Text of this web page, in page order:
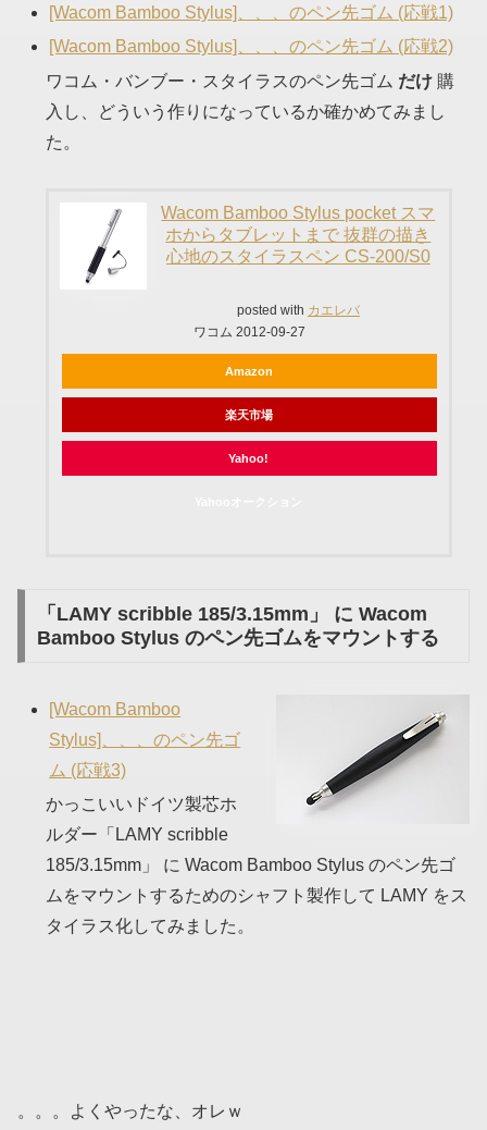
[Wacom Bamboo Stylus]、、、のペン先ゴム (応戦1)
[Wacom Bamboo Stylus]、、、のペン先ゴム (応戦2)
ワコム・バンブー・スタイラスのペン先ゴム だけ 購
入し、どういう作りになっているか確かめてみまし
た。
Wacom Bamboo Stylus pocket スマ
ホからタブレットまで 抜群の描き
心地のスタイラスペン CS-200/S0
posted with カエレバ
ワコム 2012-09-27
Amazon
楽天市場
Yahoo!
「LAMY scribble 185/3.15mm」 に Wacom
Bamboo Stylus のペン先ゴムをマウントする
[Wacom Bamboo
Stylus]、、、のペン先ゴ
ム (応戦3)
かっこいいドイツ製芯ホ
ルダー「LAMY scribble
185/3.15mm」 に Wacom Bamboo Stylus のペン先ゴ
ムをマウントするためのシャフト製作して LAMY をス
タイラス化してみました。
。。。よくやったな、オレｗ